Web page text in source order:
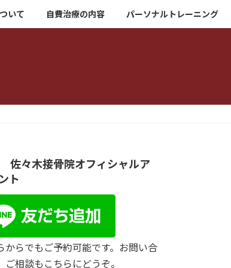
いて 自費治療の内容 パーソナルトレーニング
佐々木接骨院オフィシャルア
ト
からでもご予約可能です。お問い合
ご相談もこちらにどうぞ。